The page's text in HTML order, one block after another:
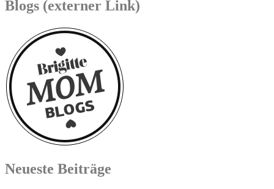
Blogs (externer Link)
Neueste Beiträge